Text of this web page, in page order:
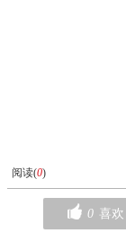
阅读(0)
0 喜欢